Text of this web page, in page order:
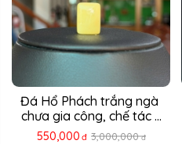
Đá Hổ Phách trắng ngà
chưa gia công, chế tác ...
550,000 đ 3,000,000 đ